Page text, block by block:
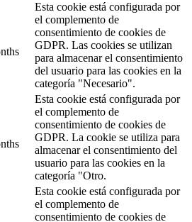
Esta cookie está configurada por
el complemento de
consentimiento de cookies de
GDPR. Las cookies se utilizan
para almacenar el consentimiento
del usuario para las cookies en la
categoría "Necesario".
Esta cookie está configurada por
el complemento de
consentimiento de cookies de
GDPR. La cookie se utiliza para
almacenar el consentimiento del
usuario para las cookies en la
categoría "Otro.
Esta cookie está configurada por
el complemento de
consentimiento de cookies de